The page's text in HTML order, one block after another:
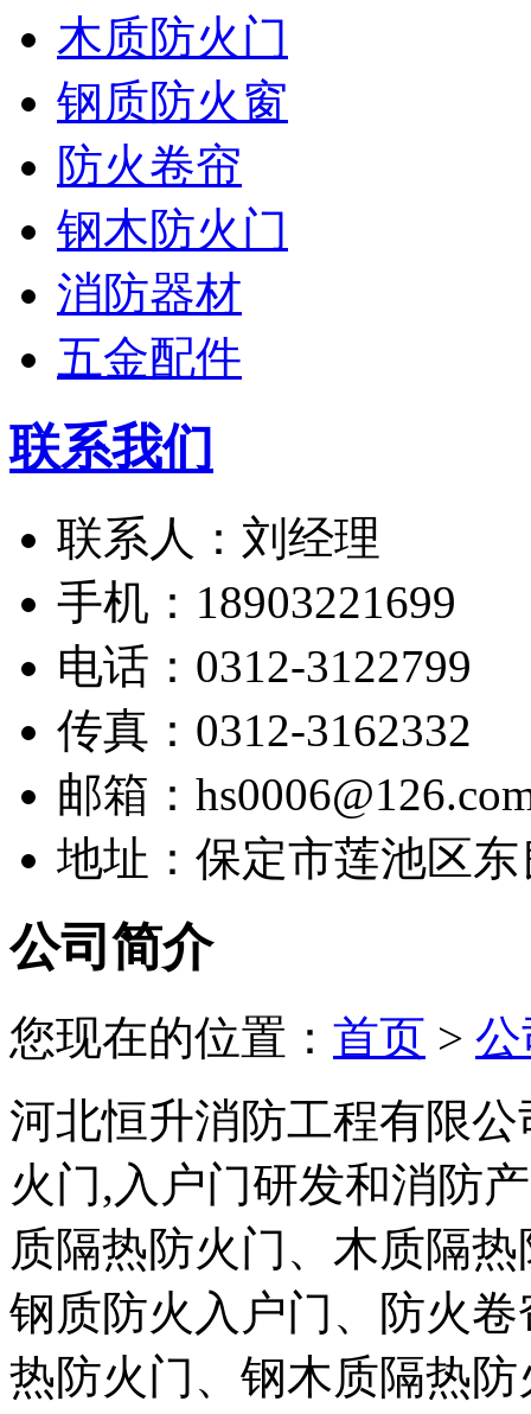
木质防火门
钢质防火窗
防火卷帘
钢木防火门
消防器材
五金配件
联系我们
联系人：刘经理
手机：18903221699
电话：0312-3122799
传真：0312-3162332
邮箱：
地址：保定市莲池区
公司简介
您现在的位置： 首页 >
河北恒升消防工程有限
火门,入户门研发和消防
质隔热防火门、木质隔
钢质防火入户门、防火
热防火门、钢木质隔热